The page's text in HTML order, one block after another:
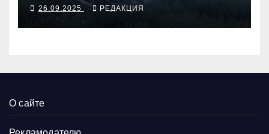
26.09.2025 РЕДАКЦИЯ
О сайте